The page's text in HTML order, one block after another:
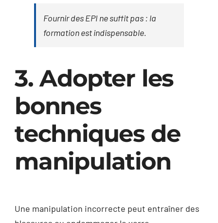
Fournir des EPI ne suffit pas : la
formation est indispensable.
3. Adopter les
bonnes
techniques de
manipulation
Une manipulation incorrecte peut entraîner des